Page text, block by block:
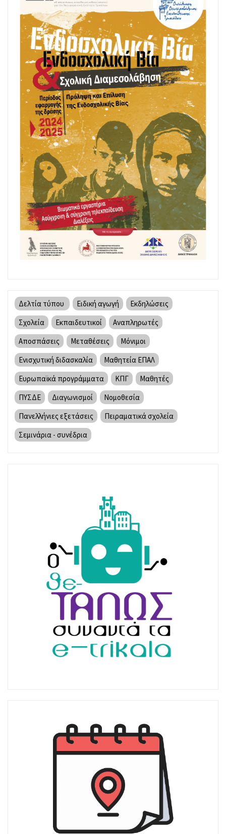
Δελτία τύπου Ειδική αγωγή
Εκδηλώσεις
Σχολεία
Εκπαιδευτικοί
Αναπληρωτές
Αποσπάσεις
Μεταθέσεις
Μόνιμοι
Ενισχυτική διδασκαλία
Μαθητεία ΕΠΑΛ
Ευρωπαϊκά προγράμματα
ΚΠΓ
Μαθητές
ΠΥΣΔΕ
Διαγωνισμοί
Νομοθεσία
Πανελλήνιες εξετάσεις
Πειραματικά σχολεία
Σεμινάρια - συνέδρια